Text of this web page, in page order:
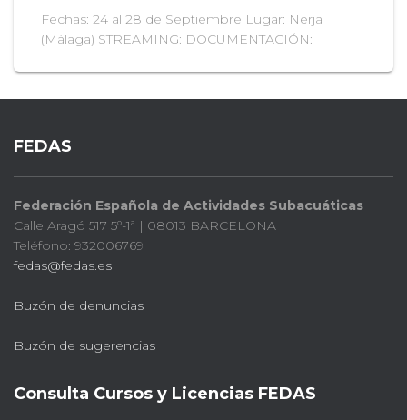
Fechas: 24 al 28 de Septiembre Lugar: Nerja
(Málaga) STREAMING: DOCUMENTACIÓN:
FEDAS
Federación Española de Actividades Subacuáticas
Calle Aragó 517 5º-1ª | 08013 BARCELONA
Teléfono: 932006769
fedas@fedas.es
Buzón de denuncias
Buzón de sugerencias
Consulta Cursos y Licencias FEDAS